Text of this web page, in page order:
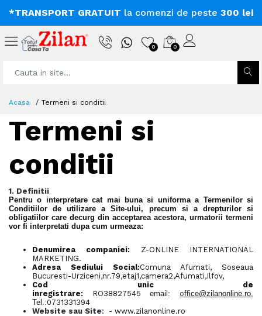
*TRANSPORT GRATUIT la comenzi de peste 300 lei
0 0
Acasa Termeni si conditii
Termeni si
conditii
1. Definitii
Pentru o interpretare cat mai buna si uniforma a Termenilor si
Conditiilor de utilizare a Site-ului, precum si a drepturilor si
obligatiilor care decurg din acceptarea acestora, urmatorii termeni
vor fi interpretati dupa cum urmeaza:
Denumirea companiei: Z-ONLINE INTERNATIONAL
MARKETING.
Adresa Sediului Social:Comuna Afumati, Soseaua
Bucuresti-Urziceni,nr.79,etaj1,camera2,Afumati,Ilfov,
Cod unic de
inregistrare: RO38827545 email: office@zilanonline.ro,
Tel.:0731331394
Website sau Site: - www.zilanonline.ro